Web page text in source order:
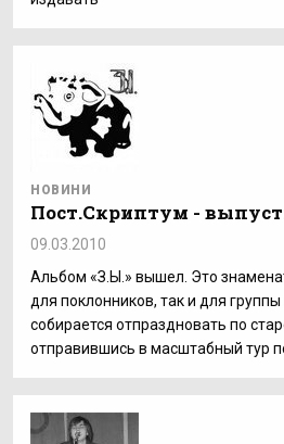
НОВИНИ
Пост.Скриптум -
09.03.2010
Альбом «З.Ы.» вышел. Это
для поклонников, так и для
собирается отпраздновать по
отправившись в масштабный тур